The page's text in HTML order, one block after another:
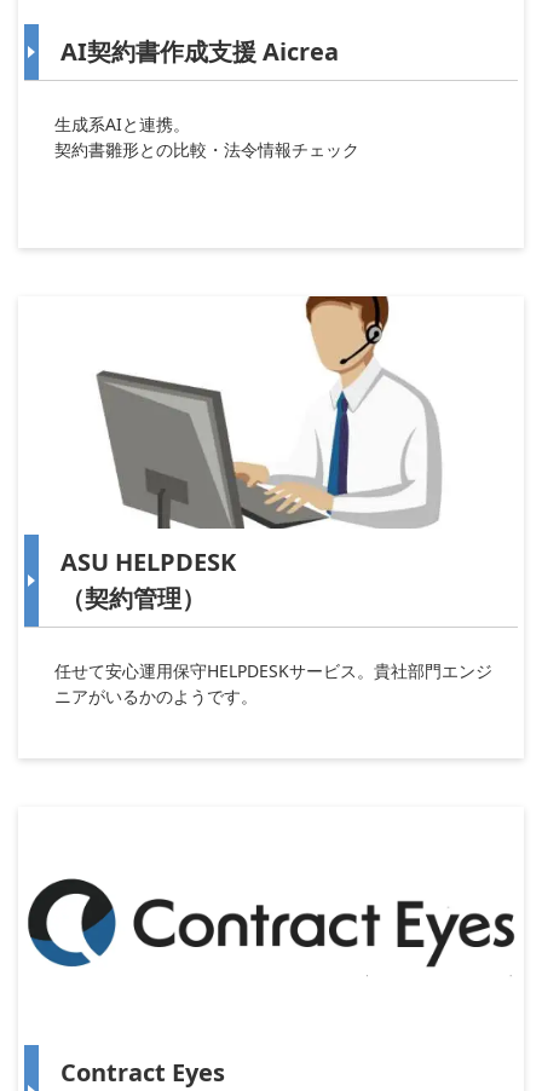
AI契約書作成支援 Aicrea
生成系AIと連携。
契約書雛形との比較・法令情報チェック
ASU HELPDESK
（契約管理）
任せて安心運用保守HELPDESKサービス。貴社部門エンジ
ニアがいるかのようです。
Contract Eyes